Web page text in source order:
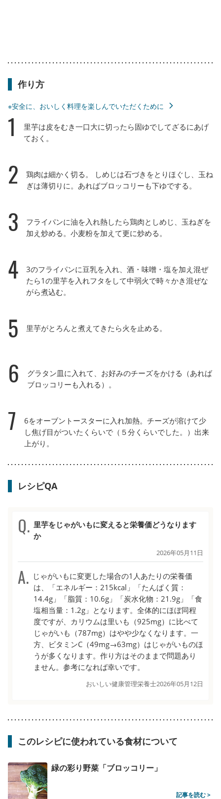
作り方
※安全に、おいしく料理を楽しんでいただくために
1
里芋は皮をむき一口大に切ったら固ゆでしてざるにあげ
ておく。
2
鶏肉は細かく切る。 しめじは石づきをとりほぐし、玉ね
ぎは薄切りに。あればブロッコリーも下ゆでする。
3
フライパンに油を入れ熱したら鶏肉としめじ、玉ねぎを
加え炒める。小麦粉を加えて更に炒める。
4
3のフライパンに豆乳を入れ、酒・味噌・塩を加え混ぜ
たら1の里芋を入れフタをして中弱火で時々かき混ぜな
がら煮込む。
5 里芋がとろんと煮えてきたら火を止める。
6
グラタン皿に入れて、お好みのチーズをかける（あれば
ブロッコリーも入れる）。
7
6をオーブントースターに入れ加熱。チーズが溶けて少
し焦げ目がついたくらいで（５分くらいでした。）出来
上がり。
レシピQA
里芋をじゃがいもに変えると栄養価どうなります
か
2026年05月11日
じゃがいもに変更した場合の1人あたりの栄養価
は、「エネルギー：215kcal」「たんぱく質：
14.4g」「脂質：10.6g」「炭水化物：21.9g」「食
塩相当量：1.2g」となります。全体的にほぼ同程
度ですが、カリウムは里いも（925mg）に比べて
じゃがいも（787mg）はやや少なくなります。一
方、ビタミンC（49mg→63mg）はじゃがいものほ
うが多くなります。作り方はそのままで問題あり
ません。参考になれば幸いです。
おいしい健康管理栄養士2026年05月12日
このレシピに使われている食材について
緑の彩り野菜「ブロッコリー」
記事を読む >